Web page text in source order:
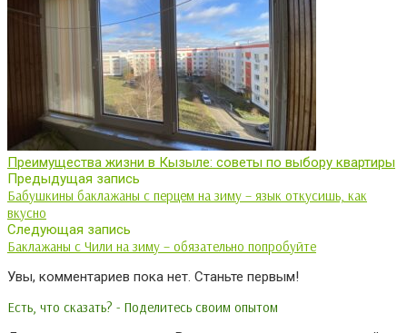
Преимущества жизни в Кызыле: советы по выбору квартиры
Предыдущая запись
Бабушкины баклажаны с перцем на зиму – язык откусишь, как
вкусно
Следующая запись
Баклажаны с Чили на зиму – обязательно попробуйте
Увы, комментариев пока нет. Станьте первым!
Есть, что сказать? - Поделитесь своим опытом